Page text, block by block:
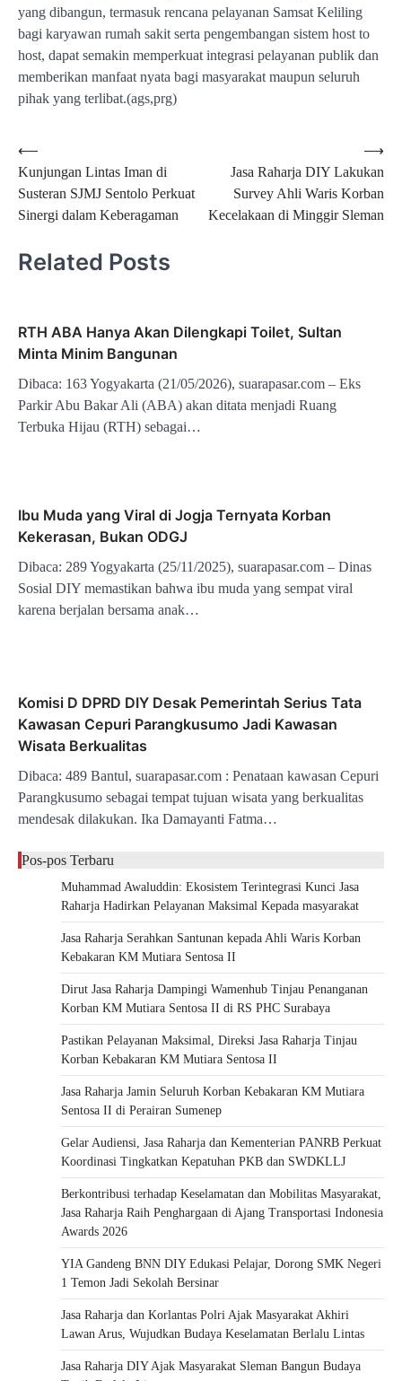
yang dibangun, termasuk rencana pelayanan Samsat Keliling
bagi karyawan rumah sakit serta pengembangan sistem host to
host, dapat semakin memperkuat integrasi pelayanan publik dan
memberikan manfaat nyata bagi masyarakat maupun seluruh
pihak yang terlibat.(ags,prg)
Navigasi
pos
⟵
Kunjungan Lintas Iman di
Susteran SJMJ Sentolo Perkuat
Sinergi dalam Keberagaman
Jasa Raharja DIY Lakukan
Survey Ahli Waris Korban
Kecelakaan di Minggir Sleman
⟶
Related Posts
RTH ABA Hanya Akan Dilengkapi Toilet, Sultan
Minta Minim Bangunan
Dibaca: 163 Yogyakarta (21/05/2026), suarapasar.com – Eks
Parkir Abu Bakar Ali (ABA) akan ditata menjadi Ruang
Terbuka Hijau (RTH) sebagai…
Ibu Muda yang Viral di Jogja Ternyata Korban
Kekerasan, Bukan ODGJ
Dibaca: 289 Yogyakarta (25/11/2025), suarapasar.com – Dinas
Sosial DIY memastikan bahwa ibu muda yang sempat viral
karena berjalan bersama anak…
Komisi D DPRD DIY Desak Pemerintah Serius Tata
Kawasan Cepuri Parangkusumo Jadi Kawasan
Wisata Berkualitas
Dibaca: 489 Bantul, suarapasar.com : Penataan kawasan Cepuri
Parangkusumo sebagai tempat tujuan wisata yang berkualitas
mendesak dilakukan. Ika Damayanti Fatma…
Pos-pos Terbaru
Muhammad Awaluddin: Ekosistem Terintegrasi Kunci Jasa
Raharja Hadirkan Pelayanan Maksimal Kepada masyarakat
Jasa Raharja Serahkan Santunan kepada Ahli Waris Korban
Kebakaran KM Mutiara Sentosa II
Dirut Jasa Raharja Dampingi Wamenhub Tinjau Penanganan
Korban KM Mutiara Sentosa II di RS PHC Surabaya
Pastikan Pelayanan Maksimal, Direksi Jasa Raharja Tinjau
Korban Kebakaran KM Mutiara Sentosa II
Jasa Raharja Jamin Seluruh Korban Kebakaran KM Mutiara
Sentosa II di Perairan Sumenep
Gelar Audiensi, Jasa Raharja dan Kementerian PANRB Perkuat
Koordinasi Tingkatkan Kepatuhan PKB dan SWDKLLJ
Berkontribusi terhadap Keselamatan dan Mobilitas Masyarakat,
Jasa Raharja Raih Penghargaan di Ajang Transportasi Indonesia
Awards 2026
YIA Gandeng BNN DIY Edukasi Pelajar, Dorong SMK Negeri
1 Temon Jadi Sekolah Bersinar
Jasa Raharja dan Korlantas Polri Ajak Masyarakat Akhiri
Lawan Arus, Wujudkan Budaya Keselamatan Berlalu Lintas
Jasa Raharja DIY Ajak Masyarakat Sleman Bangun Budaya